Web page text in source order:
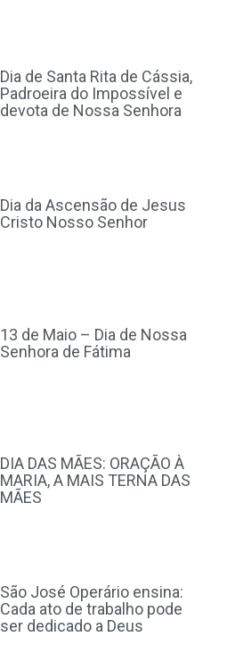
Dia de Santa Rita de Cássia,
Padroeira do Impossível e
devota de Nossa Senhora
Dia da Ascensão de Jesus
Cristo Nosso Senhor
13 de Maio – Dia de Nossa
Senhora de Fátima
DIA DAS MÃES: ORAÇÃO À
MARIA, A MAIS TERNA DAS
MÃES
São José Operário ensina:
Cada ato de trabalho pode
ser dedicado a Deus